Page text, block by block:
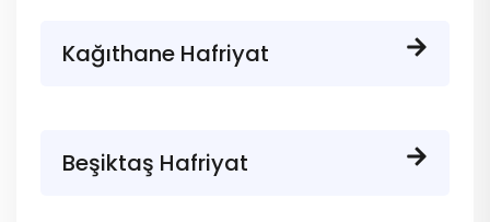
Kağıthane Hafriyat
Beşiktaş Hafriyat